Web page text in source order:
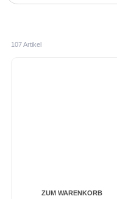
107 Artikel
ZUM WARENKORB